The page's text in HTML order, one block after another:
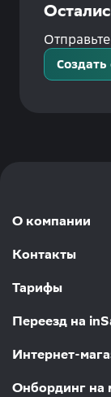
О компании
Контакты
Тарифы
Переезд на
Интернет-
Онбординг на